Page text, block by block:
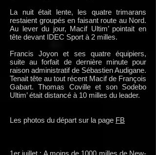
La nuit était lente, les quatre trimarans
restaient groupés en faisant route au Nord.
Au lever du jour, Macif Ultim’ pointait en
tête devant IDEC Sport à 2 milles.
Francis Joyon et ses quatre équipiers,
suite au forfait de dernière minute pour
raison administratif de Sébastien Audigane.
Tenait tête au tout récent Macif de François
Gabart. Thomas Coville et son Sodebo
Ultim’ était distancé à 10 milles du leader.
Les photos du départ sur la page FB
1er juillet : A moins de 1000 milles de New-